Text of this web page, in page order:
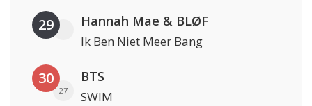
29 Hannah Mae & BLØF
Ik Ben Niet Meer Bang
30
27
BTS
SWIM